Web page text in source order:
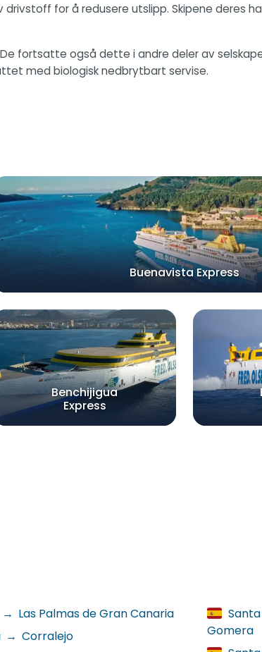
for å redusere utslipp. Skipene deres
fortsatte også dette i andre deler av
med biologisk nedbrytbart servise.
Buenavista Express
Benchijigua
Express
→ Las Palmas de Gran Canaria
→ Corralejo
Gomera